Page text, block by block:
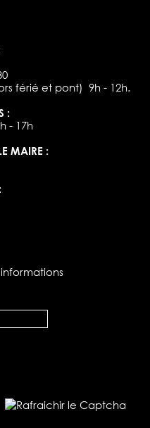
férié et pont) 9h - 12h.
:
- 17h
MAIRE :